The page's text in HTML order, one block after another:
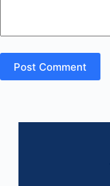
Post Comment